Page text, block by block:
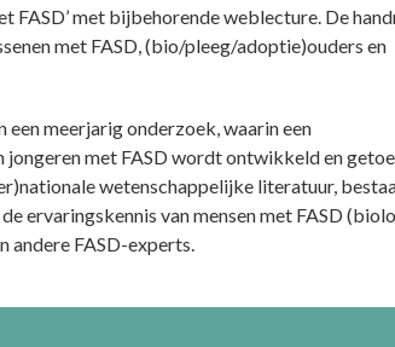
FASD’ met bijbehorende weblecture. De
met FASD, (bio/pleeg/adoptie)ouders en
meerjarig onderzoek, waarin een
met FASD wordt ontwikkeld en
wetenschappelijke literatuur,
ervaringskennis van mensen met FASD
andere FASD-experts.